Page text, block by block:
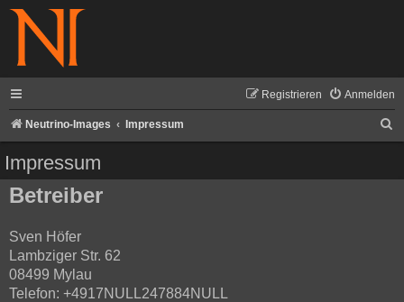
Anmelden
Registrieren
Neutrino-Images Impressum
Impressum
Betreiber
Sven Höfer
Lambziger Str. 62
08499 Mylau
Telefon: +4917NULL247884NULL